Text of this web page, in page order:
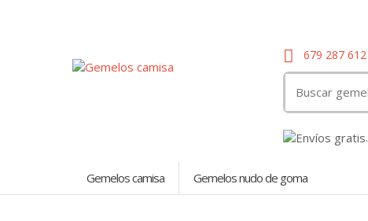
679 287 612
for:
.
Gemelos camisa Gemelos nudo de goma